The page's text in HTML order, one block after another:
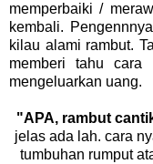
memperbaiki /
kembali.
kilau alami rambut.
memberi tahu cara
mengeluarkan uang.
"APA, rambut
jelas ada lah. cara
tumbuhan rumput